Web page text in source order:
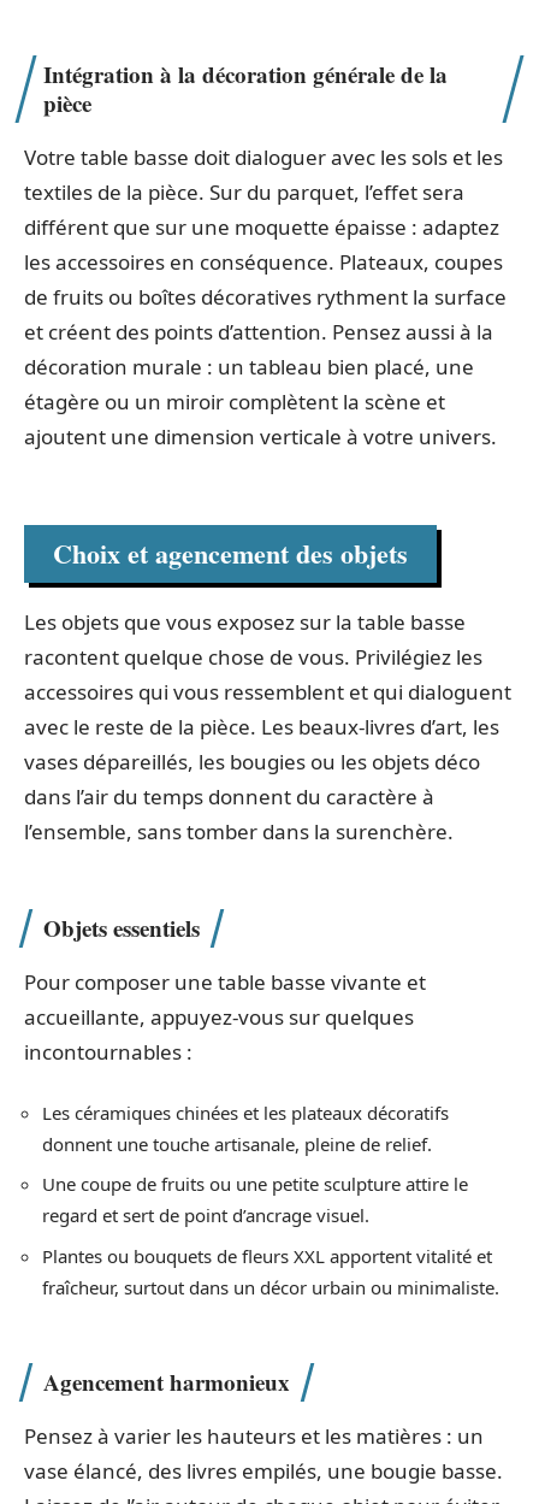
Intégration à la décoration générale de la
pièce
Votre table basse doit dialoguer avec les sols et les
textiles de la pièce. Sur du parquet, l’effet sera
différent que sur une moquette épaisse : adaptez
les accessoires en conséquence. Plateaux, coupes
de fruits ou boîtes décoratives rythment la surface
et créent des points d’attention. Pensez aussi à la
décoration murale : un tableau bien placé, une
étagère ou un miroir complètent la scène et
ajoutent une dimension verticale à votre univers.
Choix et agencement des objets
Les objets que vous exposez sur la table basse
racontent quelque chose de vous. Privilégiez les
accessoires qui vous ressemblent et qui dialoguent
avec le reste de la pièce. Les beaux-livres d’art, les
vases dépareillés, les bougies ou les objets déco
dans l’air du temps donnent du caractère à
l’ensemble, sans tomber dans la surenchère.
Objets essentiels
Pour composer une table basse vivante et
accueillante, appuyez-vous sur quelques
incontournables :
Les céramiques chinées et les plateaux décoratifs
donnent une touche artisanale, pleine de relief.
Une coupe de fruits ou une petite sculpture attire le
regard et sert de point d’ancrage visuel.
Plantes ou bouquets de fleurs XXL apportent vitalité et
fraîcheur, surtout dans un décor urbain ou minimaliste.
Agencement harmonieux
Pensez à varier les hauteurs et les matières : un
vase élancé, des livres empilés, une bougie basse.